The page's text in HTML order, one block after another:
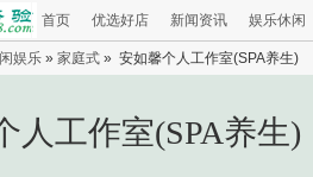
首页 优选好店 新闻资讯 娱乐休闲
娱乐 » 家庭式 » 安如馨个人工作室(SPA养生)
人工作室(SPA养生)